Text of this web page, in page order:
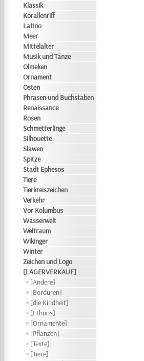
Klassik
Korallenriff
Latino
Meer
Mittelalter
Musik und Tänze
Olmeken
Ornament
Osten
Phrasen und Buchstaben
Renaissance
Rosen
Schmetterlinge
Silhouette
Slawen
Spitze
Stadt Ephesos
Tiere
Tierkreiszeichen
Verkehr
Vor Kolumbus
Wasserwelt
Weltraum
Wikinger
Winter
Zeichen und Logo
[LAGERVERKAUF]
[Andere]
[Bordüren]
[die Kindheit]
[Ethnos]
[Ornamente]
[Pflanzen]
[Texte]
[Tiere]